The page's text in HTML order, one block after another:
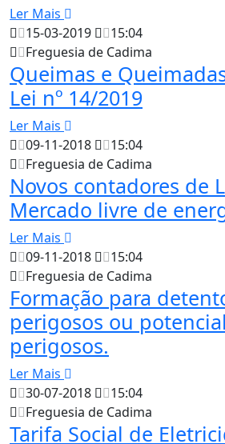
Ler Mais
15-03-2019
15:04
Freguesia de Cadima
Queimas e
Lei nº 14/2019
Ler Mais
09-11-2018
15:04
Freguesia de Cadima
Novos contadores de
Mercado livre de
Ler Mais
09-11-2018
15:04
Freguesia de Cadima
Formação para
perigosos ou
perigosos.
Ler Mais
30-07-2018
15:04
Freguesia de Cadima
Tarifa Social de